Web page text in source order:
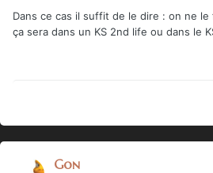
à l'inverse, il y a le pack de tuiles
Dans ce cas il suffit de le dire : on ne le
ça sera dans un KS 2nd life ou dans le
Gon